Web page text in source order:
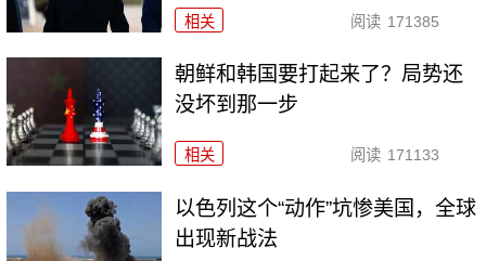
相关 阅读 171385
朝鲜和韩国要打起来了？局势还
没坏到那一步
相关 阅读 171133
以色列这个“动作”坑惨美国，全球
出现新战法